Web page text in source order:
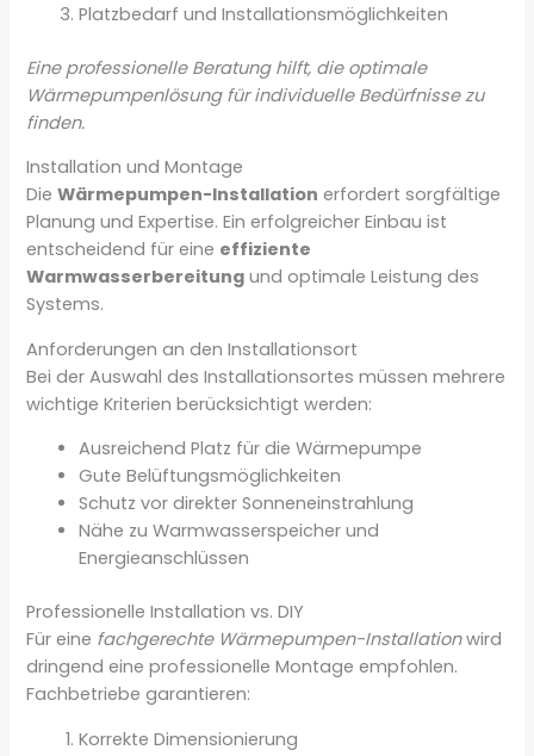
Platzbedarf und Installationsmöglichkeiten
Eine professionelle Beratung hilft, die optimale
Wärmepumpenlösung für individuelle Bedürfnisse zu
finden.
Installation und Montage
DieWärmepumpen-Installation erfordert sorgfältige
Planung und Expertise. Ein erfolgreicher Einbau ist
entscheidend für eine effiziente
Warmwasserbereitung und optimale Leistung des
Systems.
Anforderungen an den Installationsort
Bei der Auswahl des Installationsortes müssen mehrere
wichtige Kriterien berücksichtigt werden:
Ausreichend Platz für die Wärmepumpe
Gute Belüftungsmöglichkeiten
Schutz vor direkter Sonneneinstrahlung
Nähe zu Warmwasserspeicher und
Energieanschlüssen
Professionelle Installation vs. DIY
Für eine fachgerechte Wärmepumpen-Installationwird
dringend eine professionelle Montage empfohlen.
Fachbetriebe garantieren:
Korrekte Dimensionierung